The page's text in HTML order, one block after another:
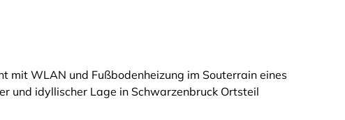
mit WLAN und Fußbodenheizung im Souterrain eines
und idyllischer Lage in Schwarzenbruck Ortsteil